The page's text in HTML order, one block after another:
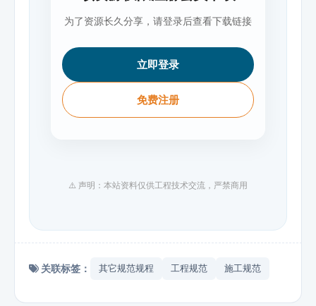
为了资源长久分享，请登录后查看下载链接
立即登录
免费注册
⚠️ 声明：本站资料仅供工程技术交流，严禁商用
关联标签： 其它规范规程 工程规范 施工规范